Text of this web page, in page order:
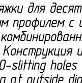
для
профилем с
slitting
at outside